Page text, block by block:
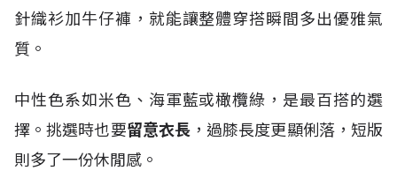
針織衫加牛仔褲，就能讓整體穿搭瞬間多出優雅氣
質。
中性色系如米色、海軍藍或橄欖綠，是最百搭的選
擇。挑選時也要留意衣長 ，過膝長度更顯俐落，短版
則多了一份休閒感。